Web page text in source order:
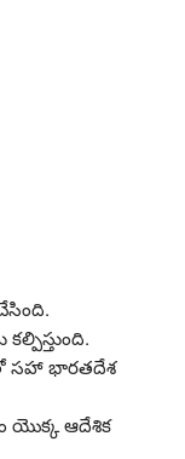
సహా భారతదేశ
యొక్క ఆదేశిక